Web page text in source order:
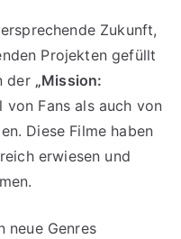
Zukunft,
Projekten gefüllt
der „Mission:
von Fans als auch von
Diese Filme haben
erwiesen und
neue Genres